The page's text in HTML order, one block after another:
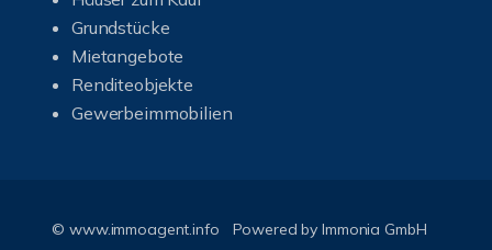
Grundstücke
Mietangebote
Renditeobjekte
Gewerbeimmobilien
© www.immoagent.info Powered byImmonia GmbH